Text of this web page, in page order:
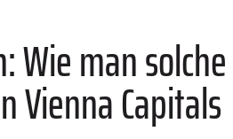
Wie man solche
Capitals